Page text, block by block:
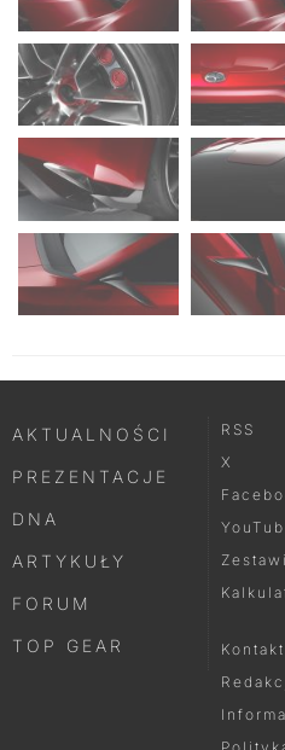
AKTUALNOŚCI
PREZENTACJE
DNA
ARTYKUŁY
FORUM
TOP GEAR
RSS
X
Kontakt